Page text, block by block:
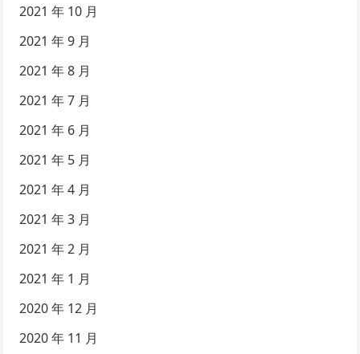
2021 年 10 月
2021 年 9 月
2021 年 8 月
2021 年 7 月
2021 年 6 月
2021 年 5 月
2021 年 4 月
2021 年 3 月
2021 年 2 月
2021 年 1 月
2020 年 12 月
2020 年 11 月